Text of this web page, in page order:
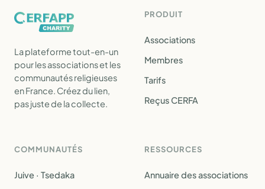
La plateforme tout-en-un
pour les associations et les
communautés religieuses
en France. Créez du lien,
pas juste de la collecte.
PRODUIT
Associations
Membres
Tarifs
Reçus CERFA
COMMUNAUTÉS
Juive · Tsedaka
RESSOURCES
Annuaire des associations